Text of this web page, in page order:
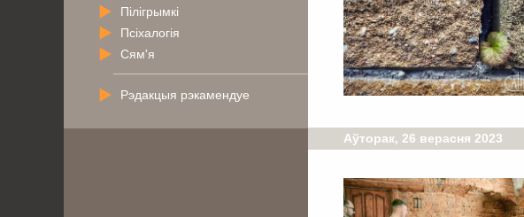
Аўторак, 26 верасня 2023
Пілігрымкі
Псіхалогія
Сям'я
Рэдакцыя рэкамендуе